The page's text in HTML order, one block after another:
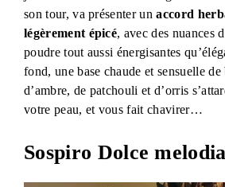
son tour, va présenter unaccord
légèrement épicé, avec des nuances
poudre tout aussi énergisantes
fond, une base chaude et sensuelle de
d’ambre, de patchouli et d’orris
votre peau, et vous fait chavirer…
Sospiro Dolce melodia